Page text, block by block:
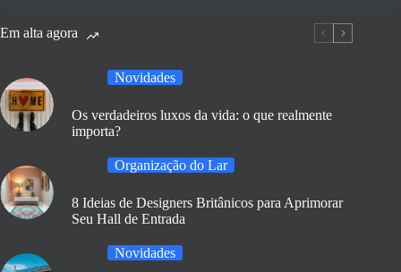
Em alta agora
Novidades
Os verdadeiros luxos da vida: o que realmente
importa?
Organização do Lar
8 Ideias de Designers Britânicos para Aprimorar
Seu Hall de Entrada
Novidades